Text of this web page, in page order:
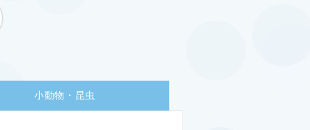
小動物・昆虫